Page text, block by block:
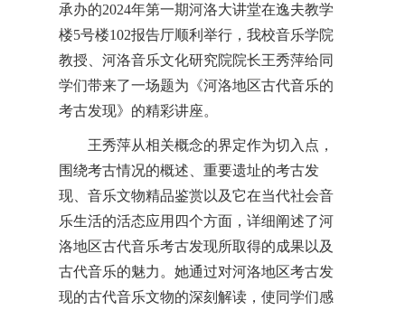
承办的2024年第一期河洛大讲堂在逸夫教学
楼5号楼102报告厅顺利举行，我校音乐学院
教授、河洛音乐文化研究院院长王秀萍给同
学们带来了一场题为《河洛地区古代音乐的
考古发现》的精彩讲座。
王秀萍从相关概念的界定作为切入点，
围绕考古情况的概述、重要遗址的考古发
现、音乐文物精品鉴赏以及它在当代社会音
乐生活的活态应用四个方面，详细阐述了河
洛地区古代音乐考古发现所取得的成果以及
古代音乐的魅力。她通过对河洛地区考古发
现的古代音乐文物的深刻解读，使同学们感